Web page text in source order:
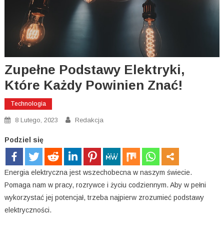
Zupełne Podstawy Elektryki,
Które Każdy Powinien Znać!
Technologia
8 Lutego, 2023 Redakcja
Podziel się
Energia elektryczna jest wszechobecna w naszym świecie.
Pomaga nam w pracy, rozrywce i życiu codziennym. Aby w pełni
wykorzystać jej potencjał, trzeba najpierw zrozumieć podstawy
elektryczności.